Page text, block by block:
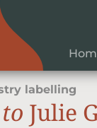
labelling
to Julie